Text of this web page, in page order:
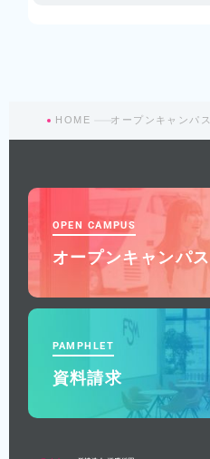
HOME オープンキャンパス
OPEN CAMPUS
オープンキャンパス
PAMPHLET
資料請求